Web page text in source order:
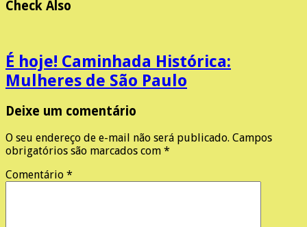
Check Also
É hoje! Caminhada Histórica:
Mulheres de São Paulo
Deixe um comentário
O seu endereço de e-mail não será publicado. Campos
obrigatórios são marcados com *
Comentário *